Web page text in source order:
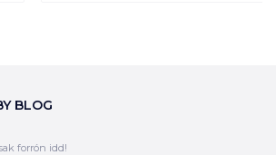
BLOG
forrón idd!